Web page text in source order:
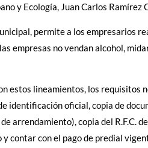
y Ecología, Juan Carlos Ramírez
permite a los empresarios
empresas no vendan alcohol,
estos lineamientos, los
identificación oficial, copia de
arrendamiento), copia del R.F.C.
contar con el pago de predial